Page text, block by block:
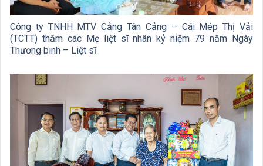
Công ty TNHH MTV Cảng Tân Cảng – Cái Mép Thị Vải
(TCTT) thăm các Mẹ liệt sĩ nhân kỷ niệm 79 năm Ngày
Thương binh – Liệt sĩ